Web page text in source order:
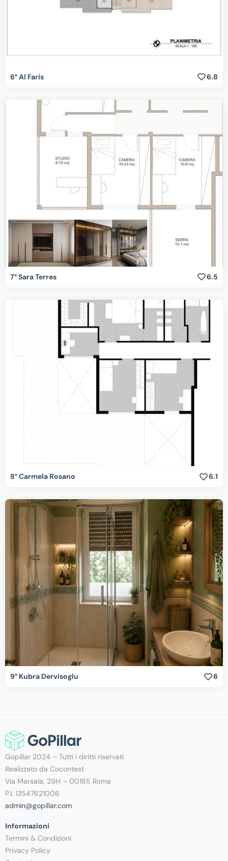
6° Al Faris 6.8
7° Sara Terres 6.5
8° Carmela Rosano 6.1
9° Kubra Dervisoglu 6
Gopillar 2024 – Tutti i diritti riservati
Realizzato da Cocontest
Via Marsala, 29H – 00185 Roma
P.I. 13547621006
admin@gopillar.com
Informazioni
Termini & Condizioni
Privacy Policy